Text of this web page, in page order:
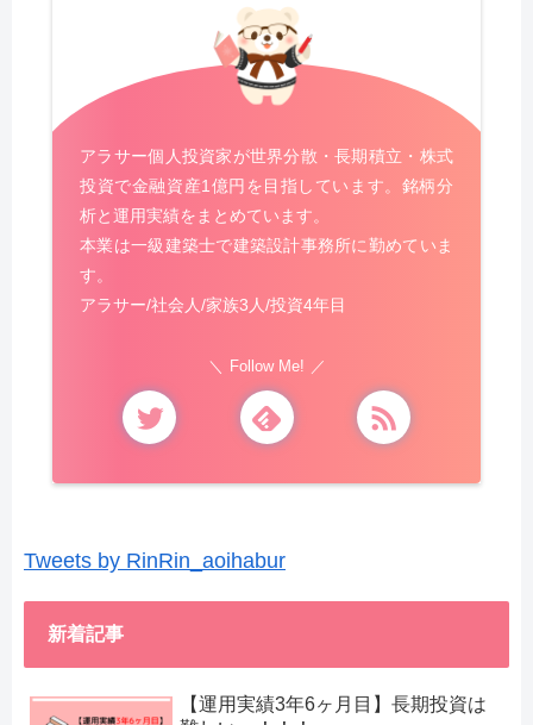
アラサー個人投資家が世界分散・長期積立・株式
投資で金融資産1億円を目指しています。銘柄分
析と運用実績をまとめています。
本業は一級建築士で建築設計事務所に勤めていま
す。
アラサー/社会人/家族3人/投資4年目
Follow Me!
Tweets by RinRin_aoihabur
新着記事
【運用実績3年6ヶ月目】長期投資は